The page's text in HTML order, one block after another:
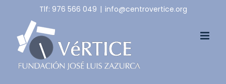
content
Tlf: 976 566 049 | info@centrovertice.org